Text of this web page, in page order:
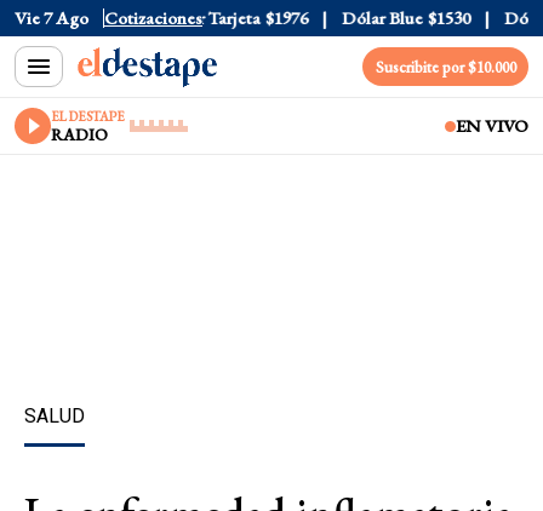
Vie 7 Ago Cotizaciones
$1520 Dólar Tarjeta $1976 Dólar Blue $1530 Dólar
Suscribite por $10.000
EL DESTAPE
RADIO EN VIVO
SALUD